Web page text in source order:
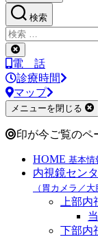
検索
検
索
対
象:
検
索
を
閉
じ
る
電 話
診療時間
マップ
メニューを閉じる
印が今ご覧のペ
HOME 基本情
内視鏡セン
（胃カメラ／大
上部
下部内